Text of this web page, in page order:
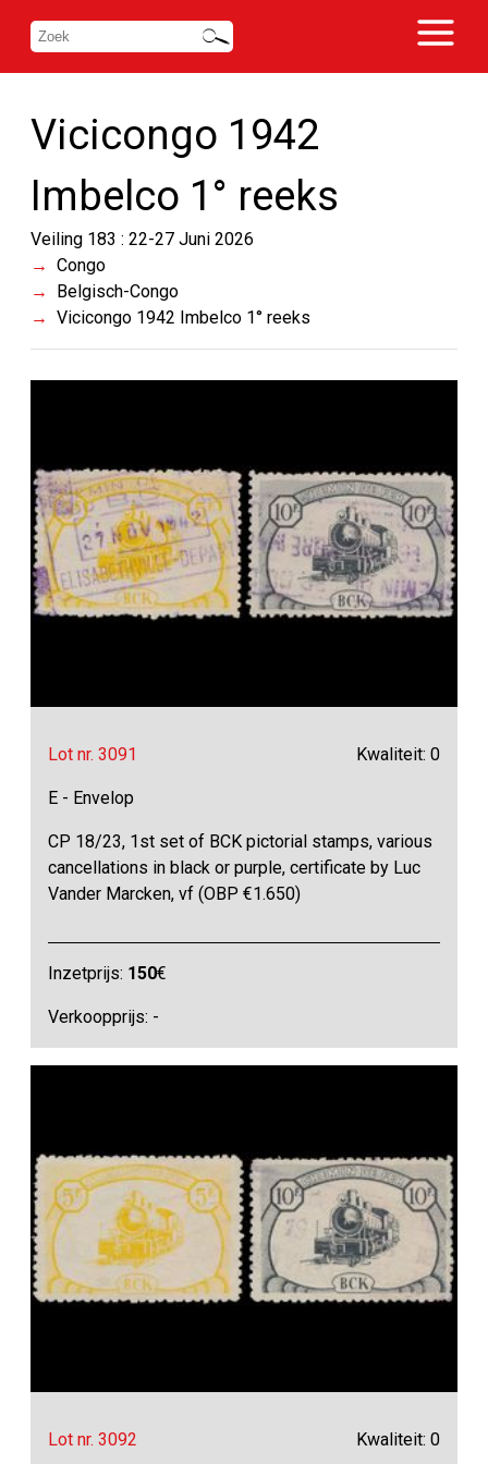
Vicicongo 1942
Imbelco 1° reeks
Veiling 183 : 22-27 Juni 2026
Congo
Belgisch-Congo
Vicicongo 1942 Imbelco 1° reeks
Lot nr. 3091 Kwaliteit: 0
E - Envelop
CP 18/23, 1st set of BCK pictorial stamps, various
cancellations in black or purple, certificate by Luc
Vander Marcken, vf (OBP €1.650)
Inzetprijs: 150€
Verkoopprijs: -
Lot nr. 3092 Kwaliteit: 0